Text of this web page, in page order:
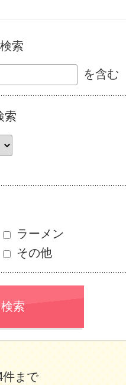
索
を含む
索
ラーメン
その他
検索
件まで